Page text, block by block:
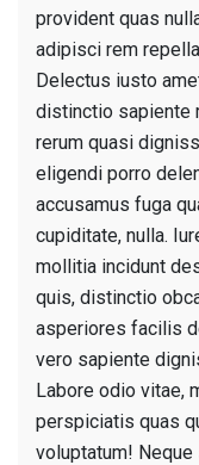
provident quas
adipisci rem
Delectus iusto
distinctio sapiente
rerum quasi
eligendi porro
accusamus fuga
cupiditate, nulla.
mollitia incidunt
quis, distinctio
asperiores facilis
vero sapiente
Labore odio vitae,
perspiciatis quas
voluptatum!